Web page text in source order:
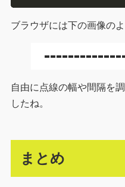
ブラウザには下の画像の
自由に点線の幅や間隔を
したね。
まとめ